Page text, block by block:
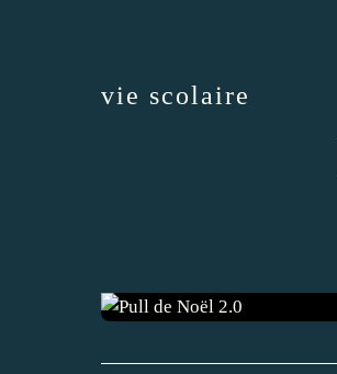
vie scolaire